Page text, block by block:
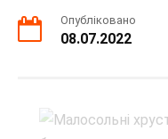
Опубліковано
08.07.2022